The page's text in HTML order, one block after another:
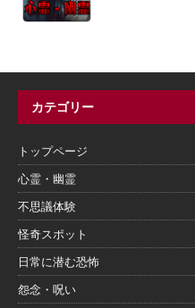
カテゴリー
トップページ
心霊・幽霊
不思議体験
怪奇スポット
日常に潜む恐怖
怨念・呪い